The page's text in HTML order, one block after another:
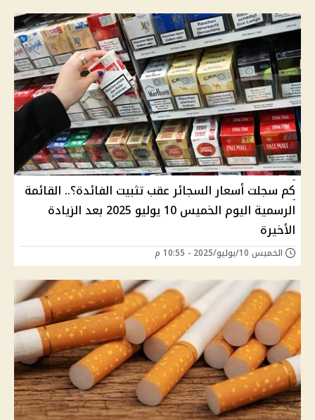
كم سجلت أسعار السجائر عقب تثبيت الفائدة؟.. القائمة
الرسمية اليوم الخميس 10 يوليو 2025 بعد الزيادة
الأخيرة
الخميس 10/يوليو/2025 - 10:55 م